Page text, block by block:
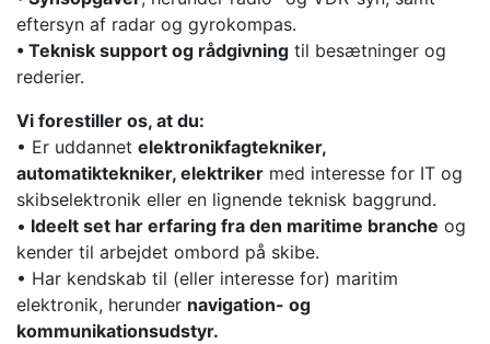
eftersyn af radar og gyrokompas.
• Teknisk support og rådgivning til besætninger og
rederier.
Vi forestiller os, at du:
• Er uddannet elektronikfagtekniker,
automatiktekniker, elektriker med interesse for IT og
skibselektronik eller en lignende teknisk baggrund.
• Ideelt set har erfaring fra den maritime branche og
kender til arbejdet ombord på skibe.
• Har kendskab til (eller interesse for) maritim
elektronik, herunder navigation- og
kommunikationsudstyr.